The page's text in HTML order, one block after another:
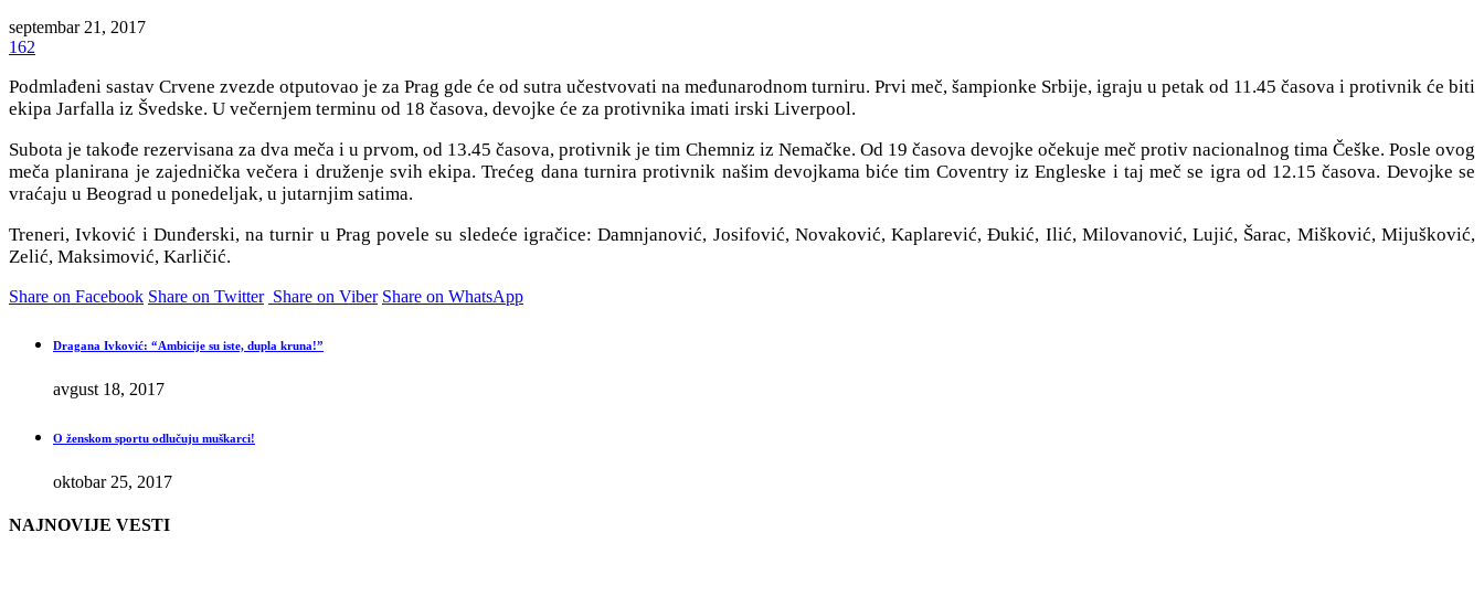
septembar 21, 2017
162
Podmlađeni sastav Crvene zvezde otputovao je za Prag gde će od sutra učestvovati na međunarodnom turniru. Prvi meč, šampionke Srbije, igraju u petak od 11.45 časova i protivnik će biti
ekipa Jarfalla iz Švedske. U večernjem terminu od 18 časova, devojke će za protivnika imati irski Liverpool.
Subota je takođe rezervisana za dva meča i u prvom, od 13.45 časova, protivnik je tim Chemniz iz Nemačke. Od 19 časova devojke očekuje meč protiv nacionalnog tima Češke. Posle ovog
meča planirana je zajednička večera i druženje svih ekipa. Trećeg dana turnira protivnik našim devojkama biće tim Coventry iz Engleske i taj meč se igra od 12.15 časova. Devojke se
vraćaju u Beograd u ponedeljak, u jutarnjim satima.
Treneri, Ivković i Dunđerski, na turnir u Prag povele su sledeće igračice: Damnjanović, Josifović, Novaković, Kaplarević, Đukić, Ilić, Milovanović, Lujić, Šarac, Mišković, Mijušković,
Zelić, Maksimović, Karličić.
Share on Facebook Share on Twitter Share on Viber Share on WhatsApp
Dragana Ivković: “Ambicije su iste, dupla kruna!”
avgust 18, 2017
O ženskom sportu odlučuju muškarci!
oktobar 25, 2017
NAJNOVIJE VESTI